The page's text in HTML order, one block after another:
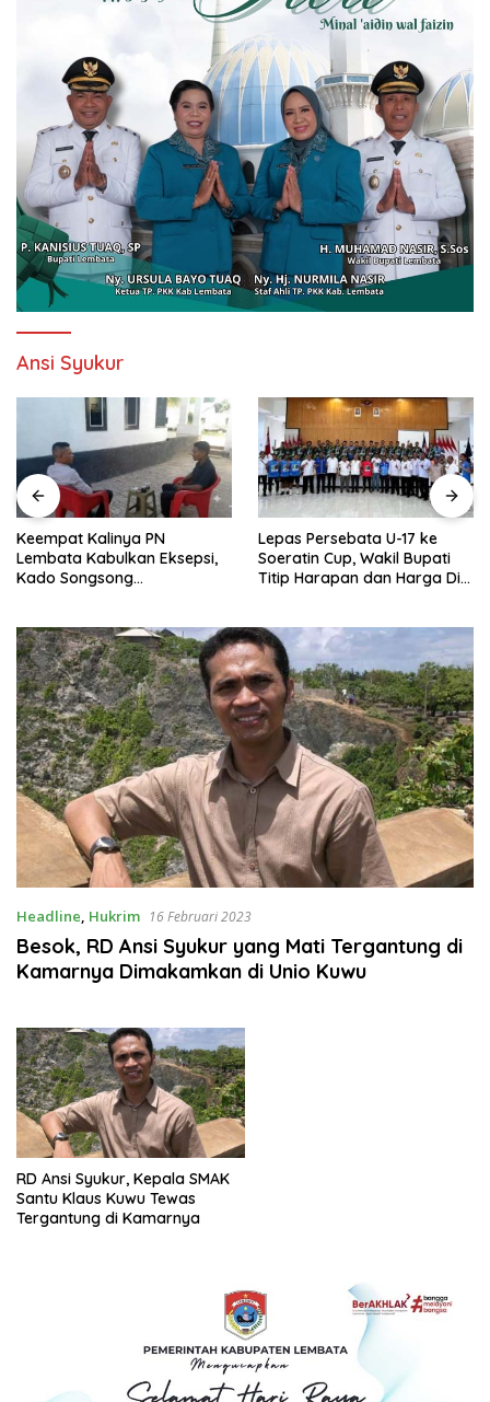
Ansi Syukur
Keempat Kalinya PN
Lembata Kabulkan Eksepsi,
Kado Songsong
Lepas Persebata U-17 ke
Soeratin Cup, Wakil Bupati
Titip Harapan dan Harga Diri
Headline, Hukrim 16 Februari 2023
Besok, RD Ansi Syukur yang Mati Tergantung di
Kamarnya Dimakamkan di Unio Kuwu
RD Ansi Syukur, Kepala SMAK
Santu Klaus Kuwu Tewas
Tergantung di Kamarnya